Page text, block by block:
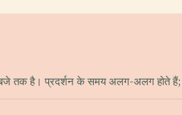
तक है। प्रदर्शन के समय अलग-अलग होते हैं;